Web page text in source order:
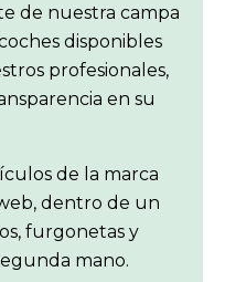
de nuestra campa
disponibles
profesionales,
en su
de la marca
dentro de un
furgonetas y
mano.